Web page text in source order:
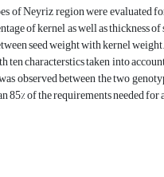
of Neyriz region were evaluated
of kernel as well as thickness
seed weight with kernel
characterstics taken into
observed between the two
85% of the requirements needed